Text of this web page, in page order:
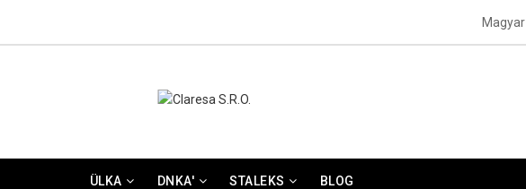
Magyar
ÜLKA DNKA' STALEKS BLOG